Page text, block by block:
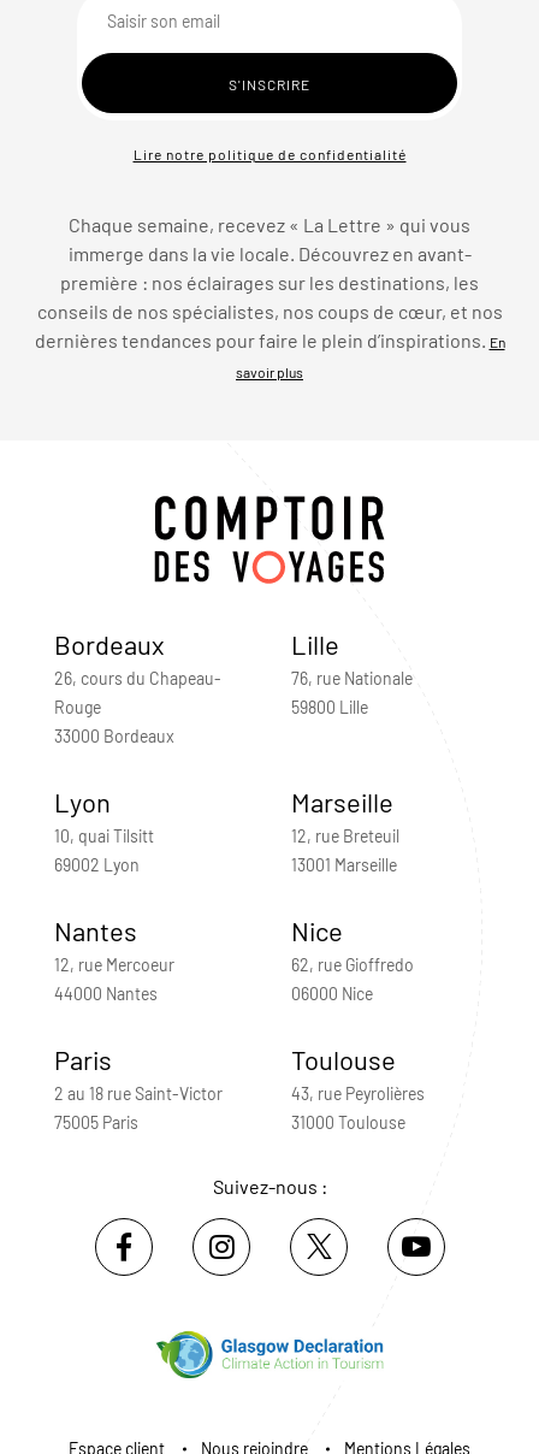
Lire notre politique de confidentialité
Chaque semaine, recevez « La Lettre » qui vous
immerge dans la vie locale. Découvrez en avant-
première : nos éclairages sur les destinations, les
conseils de nos spécialistes, nos coups de cœur, et nos
dernières tendances pour faire le plein d’inspirations. En
savoir plus
Bordeaux
26, cours du Chapeau-
Rouge
33000 Bordeaux
Lille
76, rue Nationale
59800 Lille
Lyon
10, quai Tilsitt
69002 Lyon
Marseille
12, rue Breteuil
13001 Marseille
Nantes
12, rue Mercoeur
44000 Nantes
Nice
62, rue Gioffredo
06000 Nice
Paris
2 au 18 rue Saint-Victor
75005 Paris
Toulouse
43, rue Peyrolières
31000 Toulouse
Suivez-nous :
Espace client Nous rejoindre Mentions Légales